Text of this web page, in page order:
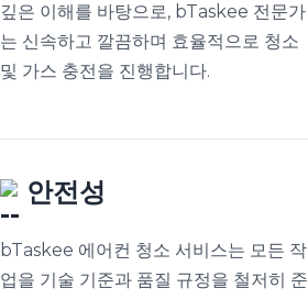
깊은 이해를 바탕으로, bTaskee 전문가
는 신속하고 깔끔하며 효율적으로 청소
및 가스 충전을 진행합니다.
안전성
bTaskee 에어컨 청소 서비스는 모든 작
업을 기술 기준과 품질 규정을 철저히 준